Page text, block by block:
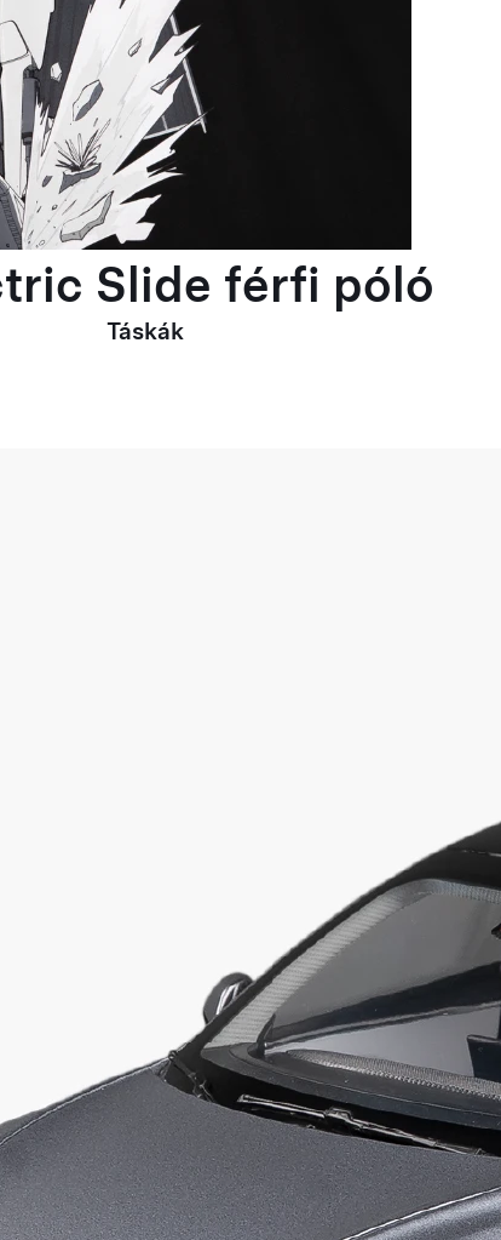
Slide férfi póló
Táskák